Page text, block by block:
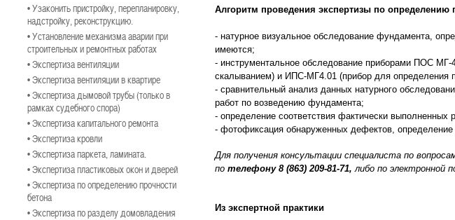
• Узаконить пристройку, перепланировку,
надстройку, реконструкцию.
• Установление механизма аварии при
строительных и ремонтных работах
• Экспертиза вентиляции
• Экспертиза вентиляции в квартире
• Экспертиза дымовой трубы (только в
рамках судебного спора)
• Экспертиза капитального ремонта
• Экспертиза кровли
• Экспертиза паркета, ламината.
• Экспертиза пластиковых окон и дверей
• Экспертиза по определению прочности
бетона
• Экспертиза по разделу домовладения
Алгоритм проведения экспертизы по определению
- натурное визуальное обследование фундамента,
имеются;
- инструментальное обследование приборами ПОС
скалыванием) и ИПС-МГ4.01 (прибор для определения
- сравнительный анализ данных натурного
работ по возведению фундамента;
- определение соответствия фактически выполненных
- фотофиксация обнаруженных дефектов,
Для получения консультации специалиста по
по телефону 8 (863) 209-81-71, либо по электронной
Из экспертной практики